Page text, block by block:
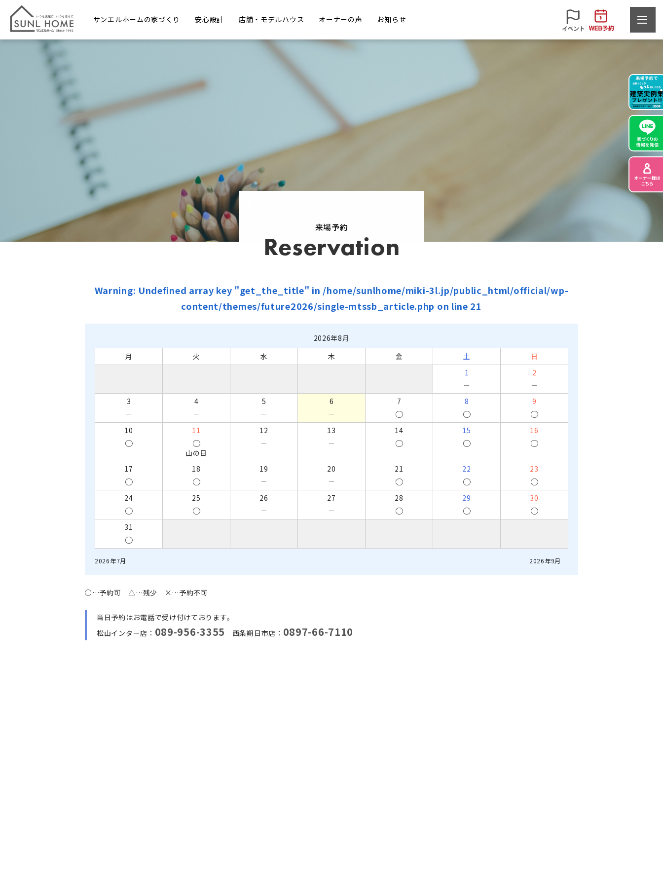
サンエルホームの家づくり 安心設計 店舗・モデルハウス オーナーの声 お知らせ
来場予約
Reservation
Warning: Undefined array key "get_the_title" in /home/sunlhome/miki-3l.jp/public_html/official/wp-
content/themes/future2026/single-mtssb_article.php on line 21
2026年8月
月
火 水 木 金 土
日
1
－
2
－
3
－
4
－
5
－
6
－
7
○
8
○
9
○
10
○
11
○
山の日
12
－
13
－
14
○
15
○
16
○
17
○
18
○
19
－
20
－
21
○
22
○
23
○
24
○
25
○
26
－
27
－
28
○
29
○
30
○
31
○
2026年7月 2026年9月
○…予約可 △…残少 ×…予約不可
当日予約はお電話で受け付けております。
松山インター店： 089-956-3355 西条朔日市店： 0897-66-7110